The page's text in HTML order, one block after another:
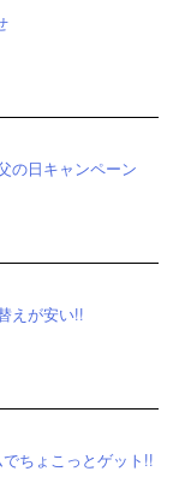
の日キャンペーン
えが安い!!
ちょこっとゲット!!